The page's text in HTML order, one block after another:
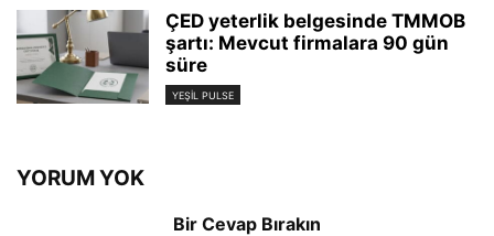
ÇED yeterlik belgesinde TMMOB
şartı: Mevcut firmalara 90 gün
süre
YEŞIL PULSE
YORUM YOK
Bir Cevap Bırakın